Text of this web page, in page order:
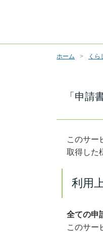
ホーム くら
「申請
このサー
取得した
利用
全ての申
このサー